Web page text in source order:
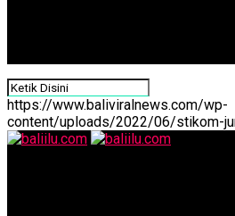
https://www.baliviralnews.com/wp-
content/uploads/2022/06/stikom-